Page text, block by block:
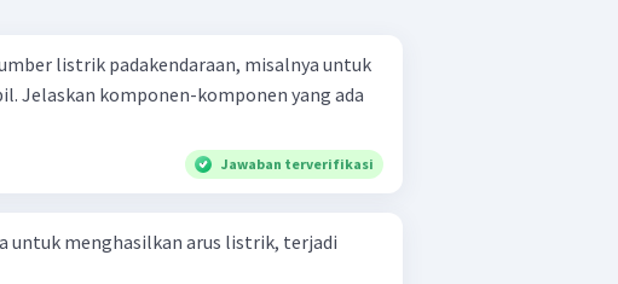
listrik padakendaraan, misalnya untuk
Jelaskan komponen-komponen yang ada
Jawaban terverifikasi
untuk menghasilkan arus listrik, terjadi